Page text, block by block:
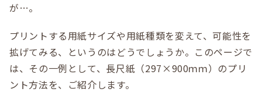
が…。
プリントする用紙サイズや用紙種類を変えて、可能性を
拡げてみる、というのはどうでしょうか。このページで
は、その一例として、長尺紙（297×900ｍｍ）のプリ
ント方法を、ご紹介します。